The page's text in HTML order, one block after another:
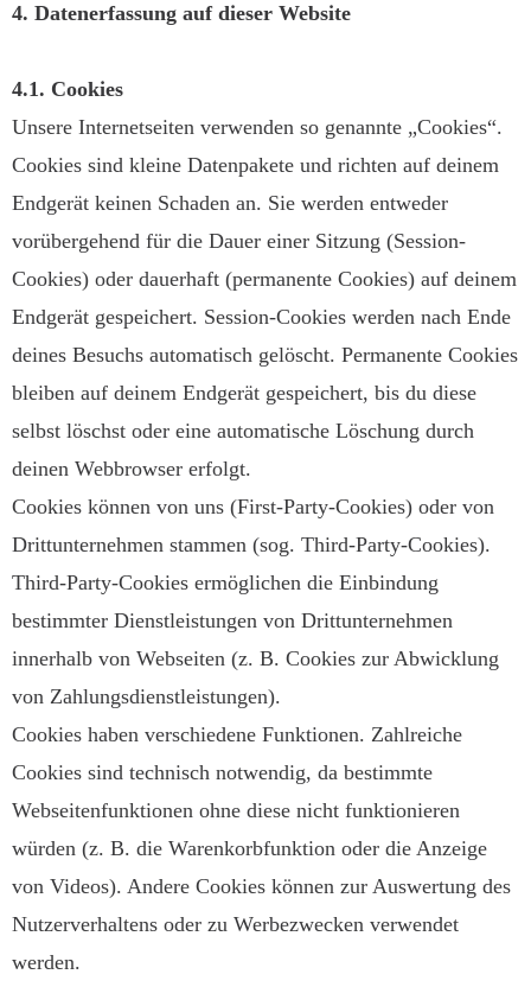
4. Datenerfassung auf dieser Website
4.1. Cookies
Unsere Internetseiten verwenden so genannte „Cookies“.
Cookies sind kleine Datenpakete und richten auf deinem
Endgerät keinen Schaden an. Sie werden entweder
vorübergehend für die Dauer einer Sitzung (Session-
Cookies) oder dauerhaft (permanente Cookies) auf deinem
Endgerät gespeichert. Session-Cookies werden nach Ende
deines Besuchs automatisch gelöscht. Permanente Cookies
bleiben auf deinem Endgerät gespeichert, bis du diese
selbst löschst oder eine automatische Löschung durch
deinen Webbrowser erfolgt.
Cookies können von uns (First-Party-Cookies) oder von
Drittunternehmen stammen (sog. Third-Party-Cookies).
Third-Party-Cookies ermöglichen die Einbindung
bestimmter Dienstleistungen von Drittunternehmen
innerhalb von Webseiten (z. B. Cookies zur Abwicklung
von Zahlungsdienstleistungen).
Cookies haben verschiedene Funktionen. Zahlreiche
Cookies sind technisch notwendig, da bestimmte
Webseitenfunktionen ohne diese nicht funktionieren
würden (z. B. die Warenkorbfunktion oder die Anzeige
von Videos). Andere Cookies können zur Auswertung des
Nutzerverhaltens oder zu Werbezwecken verwendet
werden.